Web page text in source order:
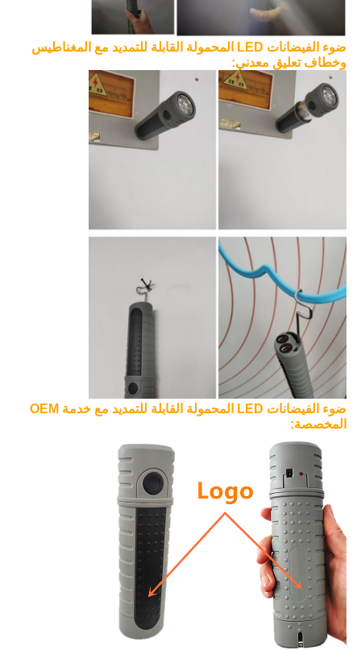
ضوء الفيضانات LED المحمولة القابلة للتمديد مع المغناطيس
وخطاف تعليق معدني:
ضوء الفيضانات LED المحمولة القابلة للتمديد مع خدمة OEM
المخصصة: